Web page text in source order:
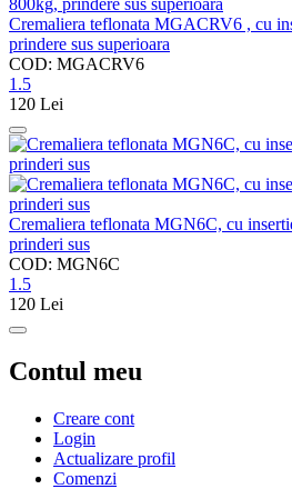
Cremaliera teflonata MGACRV6 , cu
prindere sus superioara
COD: MGACRV6
1.5
120 Lei
Cremaliera teflonata MGN6C, cu
prinderi sus
COD: MGN6C
1.5
120 Lei
Contul meu
Creare cont
Login
Actualizare profil
Comenzi